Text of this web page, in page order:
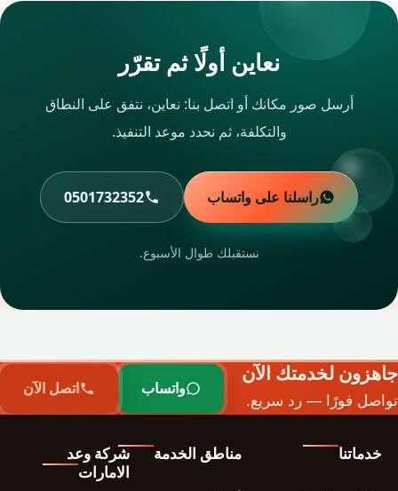
نعاين أولًا ثم تقرّر
أرسل صور مكانك أو اتصل بنا: نعاين، نتفق على النطاق
والتكلفة، ثم نحدد موعد التنفيذ.
راسلنا على واتساب 0501732352
نستقبلك طوال الأسبوع.
جاهزون لخدمتك الآن
تواصل فورًا — رد سريع.
واتساب اتصل الآن
خدماتنا مناطق الخدمة
شركة وعد
الامارات